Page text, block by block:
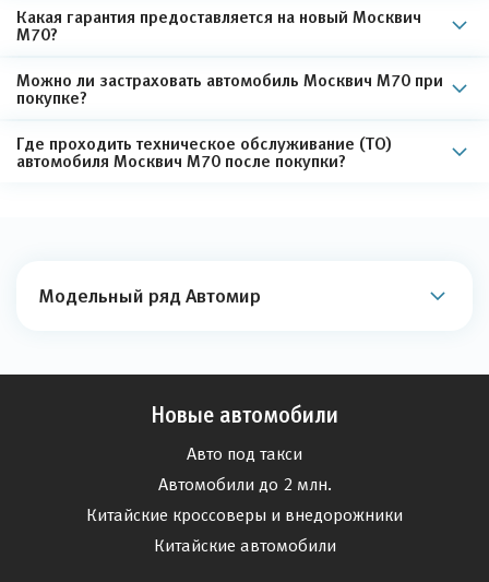
Какая гарантия предоставляется на новый Москвич
М70?
Можно ли застраховать автомобиль Москвич М70 при
покупке?
Где проходить техническое обслуживание (ТО)
автомобиля Москвич М70 после покупки?
Модельный ряд Автомир
Новые автомобили
Авто под такси
Автомобили до 2 млн.
Китайские кроссоверы и внедорожники
Китайские автомобили